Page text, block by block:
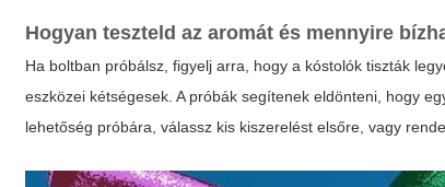
Hogyan teszteld az aromát és mennyire
Ha boltban próbálsz, figyelj arra, hogy a kóstolók tiszták
eszközei kétségesek. A próbák segítenek eldönteni, hogy
lehetőség próbára, válassz kis kiszerelést elsőre, vagy